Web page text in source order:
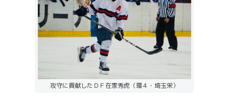
攻守に貢献したＤＦ在家秀虎（環４・埼玉栄）